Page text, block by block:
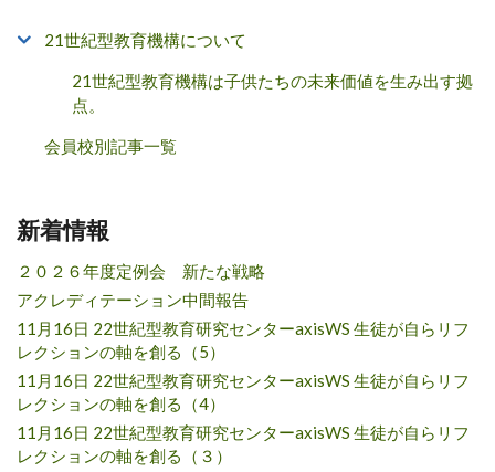
21世紀型教育機構について
21世紀型教育機構は子供たちの未来価値を生み出す拠
点。
会員校別記事一覧
新着情報
２０２６年度定例会 新たな戦略
アクレディテーション中間報告
11月16日 22世紀型教育研究センターaxisWS 生徒が自らリフ
レクションの軸を創る（5）
11月16日 22世紀型教育研究センターaxisWS 生徒が自らリフ
レクションの軸を創る（4）
11月16日 22世紀型教育研究センターaxisWS 生徒が自らリフ
レクションの軸を創る（３）